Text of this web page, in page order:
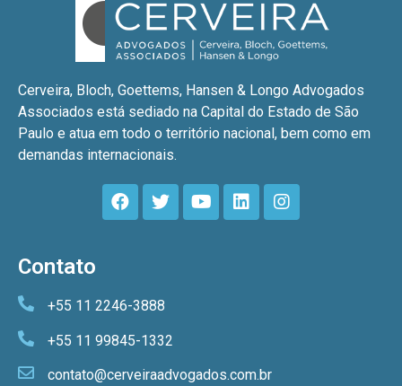
Cerveira, Bloch, Goettems, Hansen & Longo Advogados
Associados está sediado na Capital do Estado de São
Paulo e atua em todo o território nacional, bem como em
demandas internacionais.
Contato
+55 11 2246-3888
+55 11 99845-1332
contato@cerveiraadvogados.com.br